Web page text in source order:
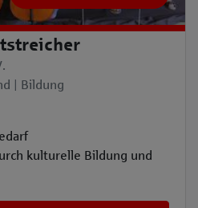
| Bildung
kulturelle Bildung und